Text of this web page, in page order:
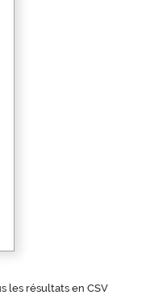
les résultats en CSV